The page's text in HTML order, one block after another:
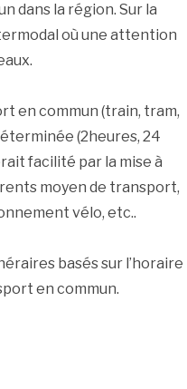
dans la région. Sur la
où une attention
en commun (train, tram,
(2heures, 24
facilité par la mise à
moyen de transport,
vélo, etc..
basés sur l’horaire
en commun.